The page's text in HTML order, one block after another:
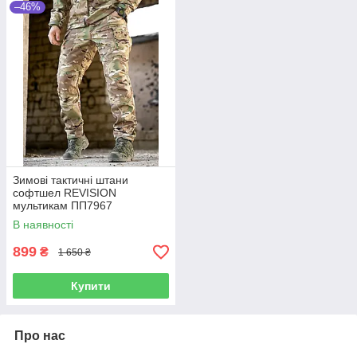
–46%
Зимові тактичні штани
софтшел REVISION
мультикам ПП7967
В наявності
899 ₴ 1 650 ₴
Купити
Про нас